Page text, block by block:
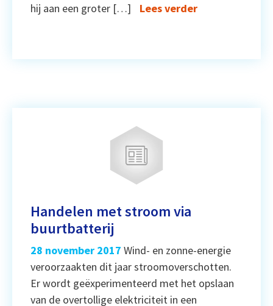
hij aan een groter […]
Lees verder
Handelen met stroom via
buurtbatterij
28 november 2017 Wind- en zonne-energie
veroorzaakten dit jaar stroomoverschotten.
Er wordt geëxperimenteerd met het opslaan
van de overtollige elektriciteit in een